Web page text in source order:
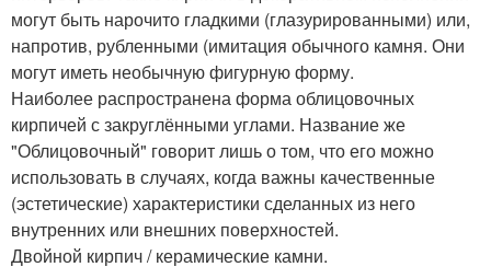
могут быть нарочито гладкими (глазурированными) или,
напротив, рубленными (имитация обычного камня. Они
могут иметь необычную фигурную форму.
Наиболее распространена форма облицовочных
кирпичей с закруглёнными углами. Название же
"Облицовочный" говорит лишь о том, что его можно
использовать в случаях, когда важны качественные
(эстетические) характеристики сделанных из него
внутренних или внешних поверхностей.
Двойной кирпич / керамические камни.